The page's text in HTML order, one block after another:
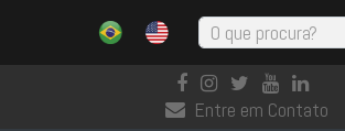
Entre em Contato